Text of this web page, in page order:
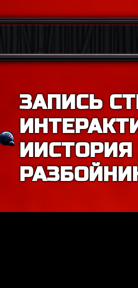
ЗАПИСЬ